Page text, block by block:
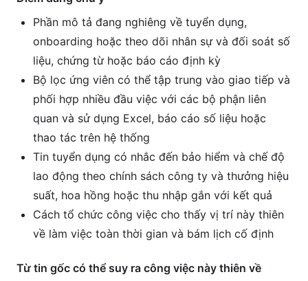
Phần mô tả đang nghiêng về tuyển dụng,
onboarding hoặc theo dõi nhân sự và đối soát số
liệu, chứng từ hoặc báo cáo định kỳ
Bộ lọc ứng viên có thể tập trung vào giao tiếp và
phối hợp nhiều đầu việc với các bộ phận liên
quan và sử dụng Excel, báo cáo số liệu hoặc
thao tác trên hệ thống
Tin tuyển dụng có nhắc đến bảo hiểm và chế độ
lao động theo chính sách công ty và thưởng hiệu
suất, hoa hồng hoặc thu nhập gắn với kết quả
Cách tổ chức công việc cho thấy vị trí này thiên
về làm việc toàn thời gian và bám lịch cố định
Từ tin gốc có thể suy ra công việc này thiên về